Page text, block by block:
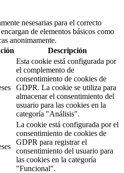
nesesarias para el correcto
de elementos básicos como
anonimamente.
Descripción
Esta cookie está configurada por
el complemento de
consentimiento de cookies de
GDPR. La cookie se utiliza para
almacenar el consentimiento del
usuario para las cookies en la
categoría "Análisis".
La cookie está configurada por el
consentimiento de cookies de
GDPR para registrar el
consentimiento del usuario para
las cookies en la categoría
"Funcional".